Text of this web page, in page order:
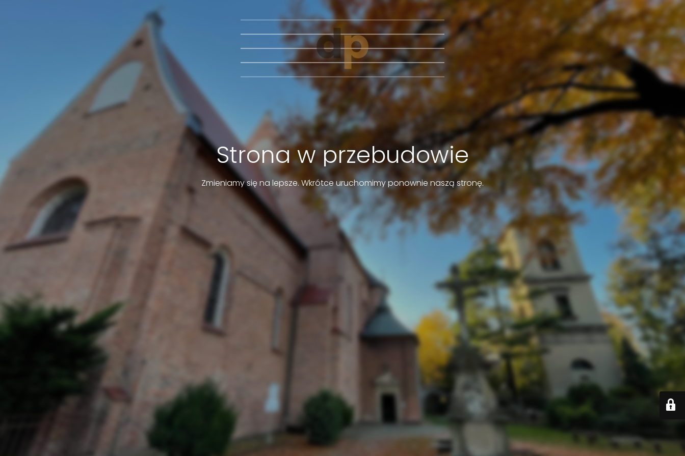
Strona w przebudowie
Zmieniamy się na lepsze. Wkrótce uruchomimy ponownie naszą stronę.